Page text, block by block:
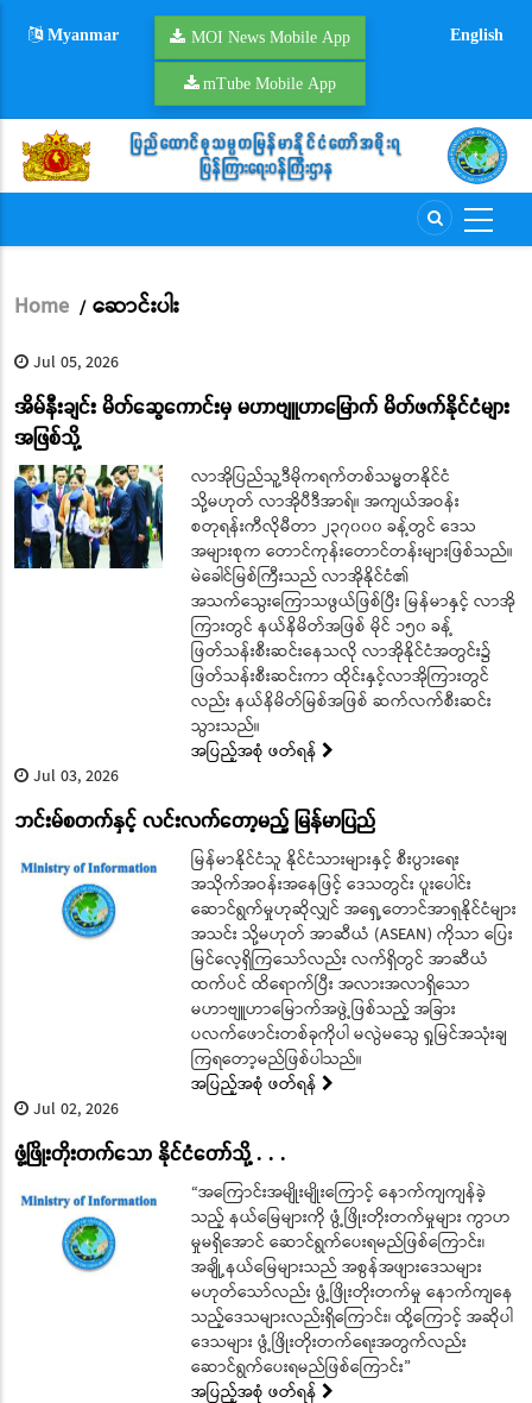
Myanmar MOI News Mobile App
mTube Mobile App
English
Breadcrumb
Home / ဆောင်းပါး
Jul 05, 2026
အိမ်နီးချင်း မိတ်ဆွေကောင်းမှ မဟာဗျူဟာမြောက် မိတ်ဖက်နိုင်ငံများ
အဖြစ်သို့
လာအိုပြည်သူ့ဒီမိုကရက်တစ်သမ္မတနိုင်ငံ
သို့မဟုတ် လာအိုပီဒီအာရ်။ အကျယ်အဝန်း
စတုရန်းကီလိုမီတာ ၂၃၇၀၀၀ ခန့်တွင် ဒေသ
အများစုက တောင်ကုန်းတောင်တန်းများဖြစ်သည်။
မဲခေါင်မြစ်ကြီးသည် လာအိုနိုင်ငံ၏
အသက်သွေးကြောသဖွယ်ဖြစ်ပြီး မြန်မာနှင့် လာအို
ကြားတွင် နယ်နိမိတ်အဖြစ် မိုင် ၁၅၀ ခန့်
ဖြတ်သန်းစီးဆင်းနေသလို လာအိုနိုင်ငံအတွင်း၌
ဖြတ်သန်းစီးဆင်းကာ ထိုင်းနှင့်လာအိုကြားတွင်
လည်း နယ်နိမိတ်မြစ်အဖြစ် ဆက်လက်စီးဆင်း
သွားသည်။
အပြည့်အစုံ ဖတ်ရန်
Jul 03, 2026
ဘင်းမ်စတက်နှင့် လင်းလက်တော့မည့် မြန်မာပြည်
မြန်မာနိုင်ငံသူ နိုင်ငံသားများနှင့် စီးပွားရေး
အသိုက်အဝန်းအနေဖြင့် ဒေသတွင်း ပူးပေါင်း
ဆောင်ရွက်မှုဟုဆိုလျှင် အရှေ့တောင်အာရှနိုင်ငံများ
အသင်း သို့မဟုတ် အာဆီယံ (ASEAN) ကိုသာ ပြေး
မြင်လေ့ရှိကြသော်လည်း လက်ရှိတွင် အာဆီယံ
ထက်ပင် ထိရောက်ပြီး အလားအလာရှိသော
မဟာဗျူဟာမြောက်အဖွဲ့ဖြစ်သည့် အခြား
ပလက်ဖောင်းတစ်ခုကိုပါ မလွဲမသွေ ရှုမြင်အသုံးချ
ကြရတော့မည်ဖြစ်ပါသည်။
အပြည့်အစုံ ဖတ်ရန်
Jul 02, 2026
ဖွံ့ဖြိုးတိုးတက်သော နိုင်ငံတော်သို့ . . .
“အကြောင်းအမျိုးမျိုးကြောင့် နောက်ကျကျန်ခဲ့
သည့် နယ်မြေများကို ဖွံ့ဖြိုးတိုးတက်မှုများ ကွာဟ
မှုမရှိအောင် ဆောင်ရွက်ပေးရမည်ဖြစ်ကြောင်း၊
အချို့နယ်မြေများသည် အစွန်အဖျားဒေသများ
မဟုတ်သော်လည်း ဖွံ့ဖြိုးတိုးတက်မှု နောက်ကျနေ
သည့်ဒေသများလည်းရှိကြောင်း၊ ထို့ကြောင့် အဆိုပါ
ဒေသများ ဖွံ့ဖြိုးတိုးတက်ရေးအတွက်လည်း
ဆောင်ရွက်ပေးရမည်ဖြစ်ကြောင်း”
အပြည့်အစုံ ဖတ်ရန်